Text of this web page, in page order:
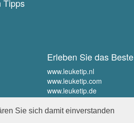
Sie sich damit einverstanden
Tipps
Erleben Sie das Beste
www.leuketip.nl
www.leuketip.com
www.leuketip.de
www.leuketip.fr